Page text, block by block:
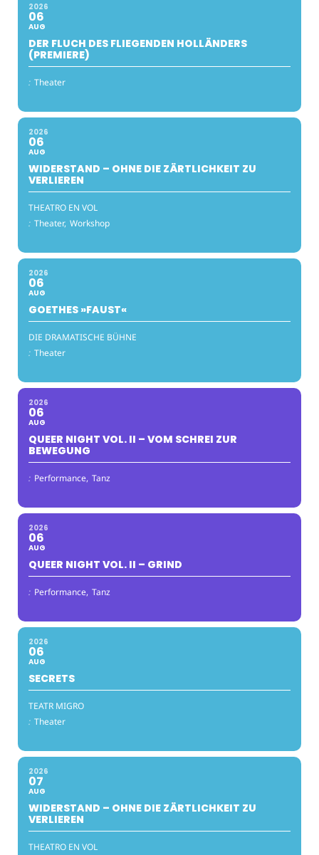
2026
06
AUG
DER FLUCH DES FLIEGENDEN HOLLÄNDERS
(PREMIERE)
: Theater
2026
06
AUG
WIDERSTAND – OHNE DIE ZÄRTLICHKEIT ZU
VERLIEREN
THEATRO EN VOL
: Theater, Workshop
2026
06
AUG
GOETHES »FAUST«
DIE DRAMATISCHE BÜHNE
: Theater
2026
06
AUG
QUEER NIGHT VOL. II – VOM SCHREI ZUR
BEWEGUNG
: Performance, Tanz
2026
06
AUG
QUEER NIGHT VOL. II – GRIND
: Performance, Tanz
2026
06
AUG
SECRETS
TEATR MIGRO
: Theater
2026
07
AUG
WIDERSTAND – OHNE DIE ZÄRTLICHKEIT ZU
VERLIEREN
THEATRO EN VOL